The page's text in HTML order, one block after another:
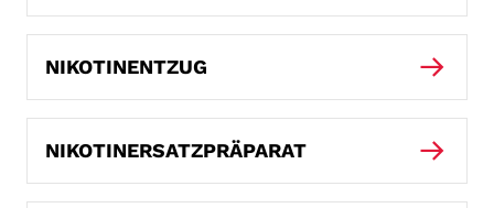
NIKOTINENTZUG
NIKOTINERSATZPRÄPARAT